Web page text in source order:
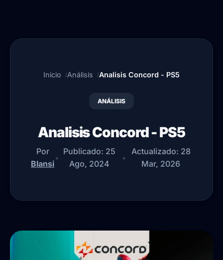
Inicio Análisis Analisis Concord - PS5
ANÁLISIS
Analisis Concord - PS5
Por
Blansi
•
Publicado: 25
Ago, 2024
•
Actualizado: 28
Mar, 2026